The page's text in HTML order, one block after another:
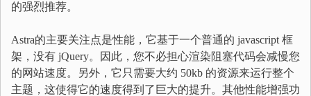
的强烈推荐。
Astra的主要关注点是性能，它基于一个普通的 javascript 框
架，没有 jQuery。因此，您不必担心渲染阻塞代码会减慢您
的网站速度。另外，它只需要大约 50kb 的资源来运行整个
主题，这使得它的速度得到了巨大的提升。其他性能增强功